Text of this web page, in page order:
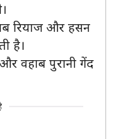
रियाज और हसन
है।
वहाब पुरानी गेंद